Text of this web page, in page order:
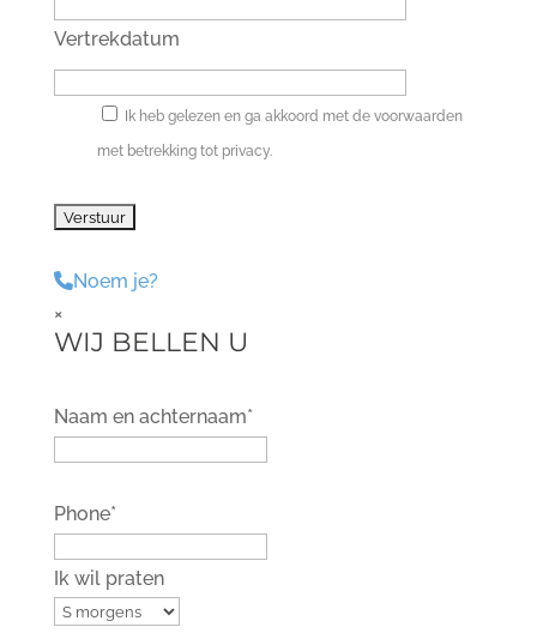
Vertrekdatum
Ik heb gelezen en ga akkoord met de voorwaarden
met betrekking tot privacy.
Noem je?
×
WIJ BELLEN U
Naam en achternaam*
Phone*
Ik wil praten